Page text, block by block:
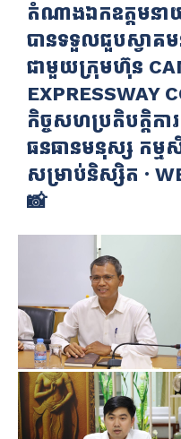
តំណាងឯកឧត្តមនា
បានទទួលជួបស្វាគម
ជាមួយក្រុមហ៊ុន
EXPRESSWAY
កិច្ចសហប្រតិបត្តិក
ធនធានមនុស្ស កម្ម
សម្រាប់និស្សិត ·
📸